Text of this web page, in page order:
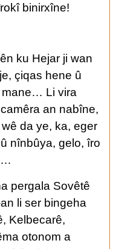
binirxîne!
ku Hejar ji wan
çiqas hene û
mane… Li vira
an nabîne,
da ye, ka, eger
nînbûya, gelo, îro
pergala Sovêtê
li ser bingeha
Kelbecarê,
otonom a